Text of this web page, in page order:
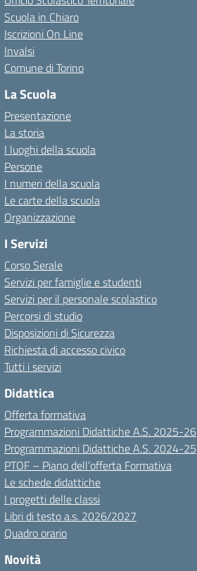
Scuola in Chiaro
Iscrizioni On Line
Invalsi
Comune di Torino
La Scuola
Presentazione
La storia
I luoghi della scuola
Persone
I numeri della scuola
Le carte della scuola
Organizzazione
I Servizi
Corso Serale
Servizi per famiglie e studenti
Servizi per il personale scolastico
Percorsi di studio
Disposizioni di Sicurezza
Richiesta di accesso civico
Tutti i servizi
Didattica
Offerta formativa
Programmazioni Didattiche A.S. 2025-26
Programmazioni Didattiche A.S. 2024-25
PTOF – Piano dell’offerta Formativa
Le schede didattiche
I progetti delle classi
Libri di testo a.s. 2026/2027
Quadro orario
Novità